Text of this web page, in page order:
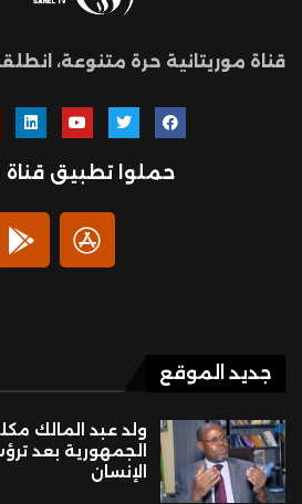
قناة موريتانية حرة متنوعة، انطلقت
حملوا تطبيق قناة
جديد الموقع
ولد عبد المالك
الجمهورية بعد
الإنسان